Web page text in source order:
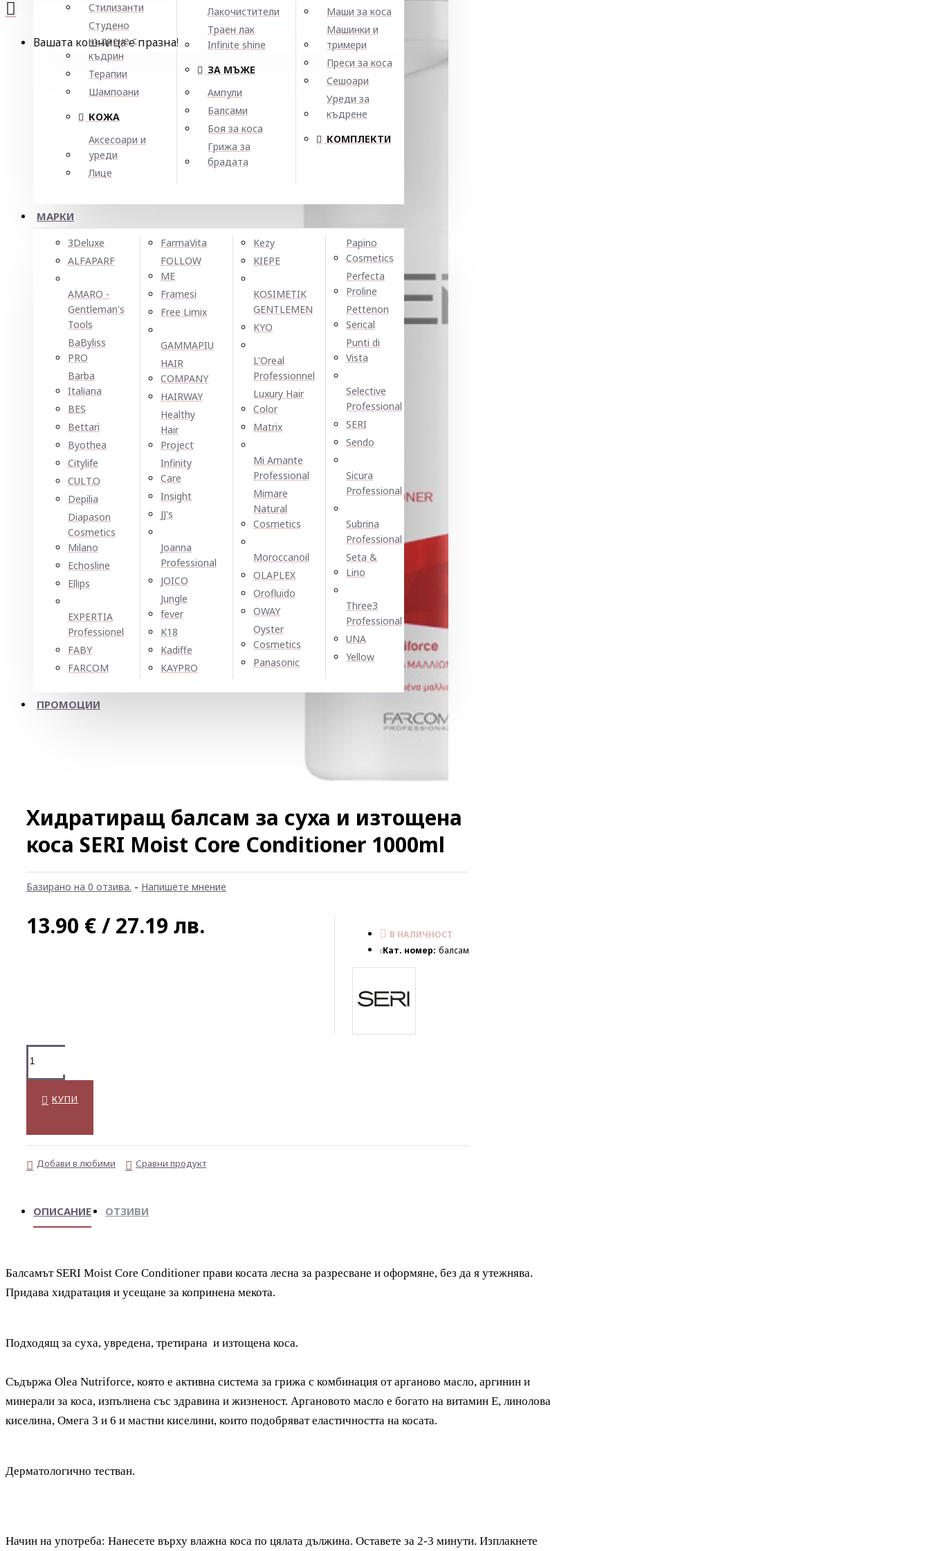
Стилизанти
Студено
къдрене с
къдрин
Терапии
Шампоани
КОЖА
Аксесоари и
уреди
Лице
Лакочистители
Траен лак
Infinite shine
ЗА МЪЖЕ
Ампули
Балсами
Боя за коса
Грижа за
брадата
Маши за коса
Машинки и
тримери
Преси за коса
Сешоари
Уреди за
къдрене
КОМПЛЕКТИ
МАРКИ
3Deluxe
ALFAPARF
AMARO -
Gentleman's
Tools
BaByliss
PRO
Barba
Italiana
BES
Bettari
Byothea
Citylife
CULT.O
Depilia
Diapason
Cosmetics
Milano
Echosline
Ellірѕ
EXPERTIA
Professionel
FABY
FARCOM
FarmaVita
FOLLOW
ME
Framesi
Free Limix
GAMMAPIU
HAIR
COMPANY
HAIRWAY
Healthy
Hair
Project
Infinity
Care
Insight
JJ's
Joanna
Professional
JOICO
Jungle
fever
K18
Kadiffe
KAYPRO
Kezy
KIEPE
KOSIMETIK
GENTLEMEN
KYO
L'Oreal
Professionnel
Luxury Hair
Color
Matrix
Mi Amante
Professional
Mimare
Natural
Cosmetics
Moroccanoil
OLAPLEX
Orofluido
OWAY
Oyster
Cosmetics
Panasonic
Papino
Cosmetics
Perfecta
Proline
Pettenon
Serical
Punti di
Vista
Selective
Professional
SERI
Sendo
Sicura
Professional
Subrina
Professional
Seta &
Lino
Three3
Professional
UNA
Yellow
ПРОМОЦИИ
Вашата кошница е празна!
Хидратиращ балсам за суха и изтощена
коса SERI Moist Core Conditioner 1000ml
Базирано на 0 отзива. - Напишете мнение
13.90 € / 27.19 лв.
В НАЛИЧНОСТ
Кат. номер: балсам
КУПИ
Добави в любими Сравни продукт
ОПИСАНИЕ ОТЗИВИ
Балсамът SERI Moist Core Conditioner прави косата лесна за разресване и оформяне, без да я утежнява.
Придава хидратация и усещане за копринена мекота.
Подходящ за суха, увредена, третирана и изтощена коса.
Съдържа Оlea Nutriforce, която е активна система за грижа с комбинация от арганово масло, аргинин и
минерали за коса, изпълнена със здравина и жизненост. Аргановото масло е богато на витамин Е, линолова
киселина, Омега 3 и 6 и мастни киселини, които подобряват еластичността на косата.
Дерматологично тестван.
Начин на употреба: Нанесете върху влажна коса по цялата дължина. Оставете за 2-3 минути. Изплакнете